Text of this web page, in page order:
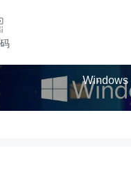
Windows